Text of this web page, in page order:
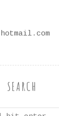
SEARCH